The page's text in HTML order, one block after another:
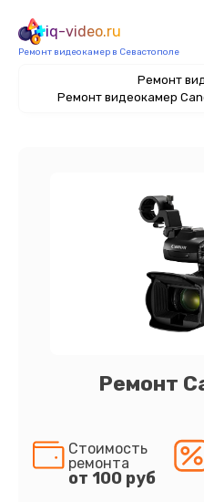
iq-video.ru
Ремонт видеокамер в Севастополе
Ремонт
Ремонт видеокамер
Ремонт
Стоимость
ремонта
от 100 руб